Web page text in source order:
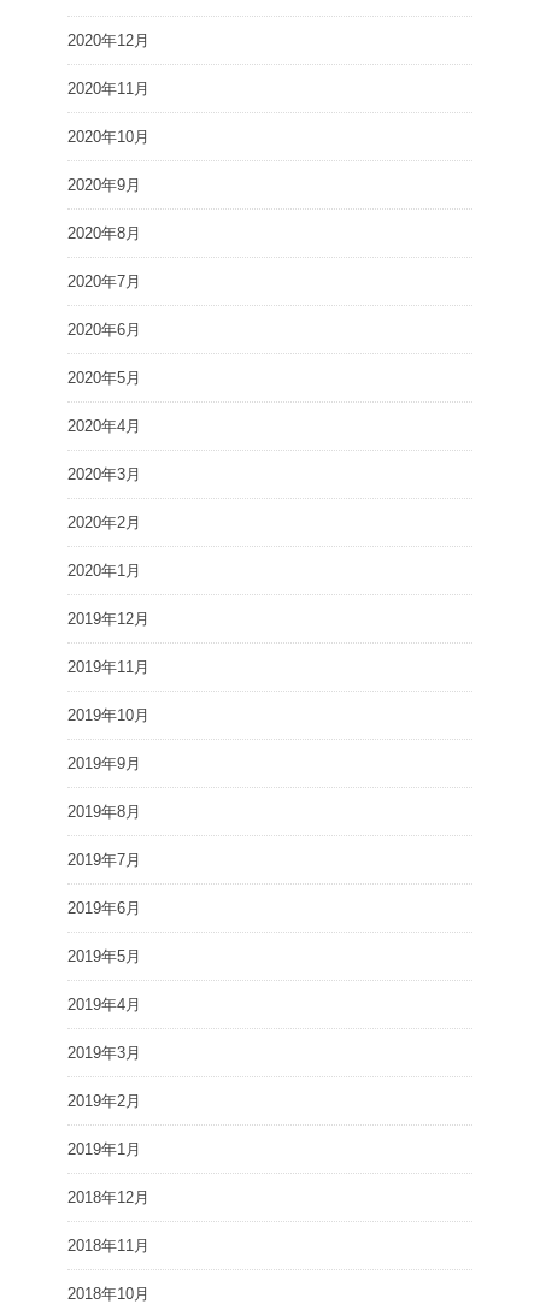
2020年12月
2020年11月
2020年10月
2020年9月
2020年8月
2020年7月
2020年6月
2020年5月
2020年4月
2020年3月
2020年2月
2020年1月
2019年12月
2019年11月
2019年10月
2019年9月
2019年8月
2019年7月
2019年6月
2019年5月
2019年4月
2019年3月
2019年2月
2019年1月
2018年12月
2018年11月
2018年10月